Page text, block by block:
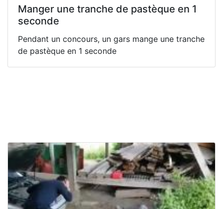
Manger une tranche de pastèque en 1
seconde
Pendant un concours, un gars mange une tranche
de pastèque en 1 seconde